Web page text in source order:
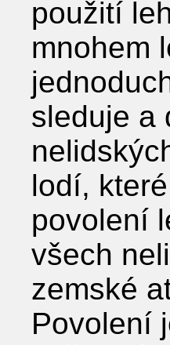
použití
mnohem
sleduje a
lodí,
povolení
všech
zemské
Povolení